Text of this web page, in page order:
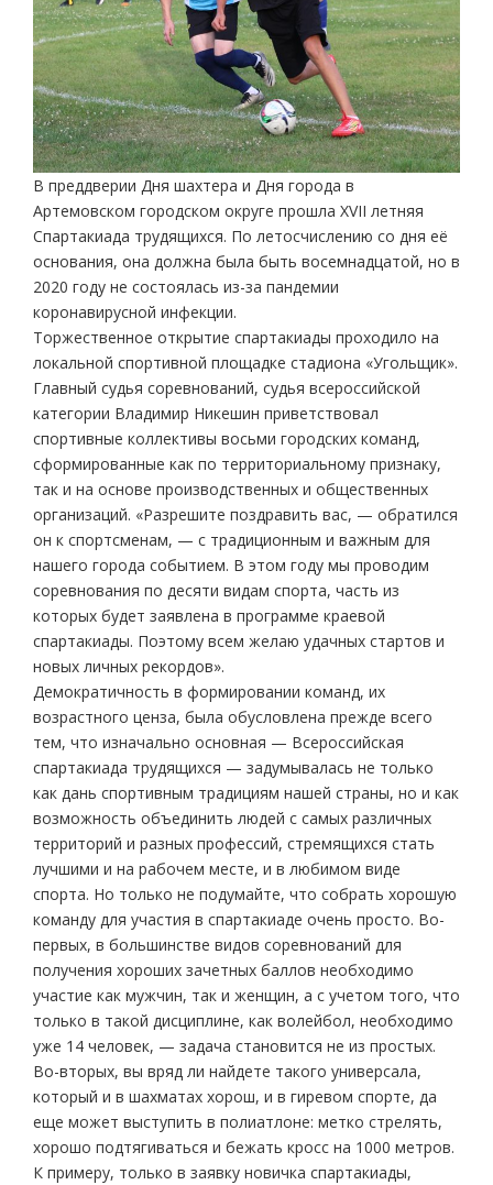
В преддверии Дня шахтера и Дня города в
Артемовском городском округе прошла XVII летняя
Спартакиада трудящихся. По летосчислению со дня её
основания, она должна была быть восемнадцатой, но в
2020 году не состоялась из-за пандемии
коронавирусной инфекции.
Торжественное открытие спартакиады проходило на
локальной спортивной площадке стадиона «Угольщик».
Главный судья соревнований, судья всероссийской
категории Владимир Никешин приветствовал
спортивные коллективы восьми городских команд,
сформированные как по территориальному признаку,
так и на основе производственных и общественных
организаций. «Разрешите поздравить вас, — обратился
он к спортсменам, — с традиционным и важным для
нашего города событием. В этом году мы проводим
соревнования по десяти видам спорта, часть из
которых будет заявлена в программе краевой
спартакиады. Поэтому всем желаю удачных стартов и
новых личных рекордов».
Демократичность в формировании команд, их
возрастного ценза, была обусловлена прежде всего
тем, что изначально основная — Всероссийская
спартакиада трудящихся — задумывалась не только
как дань спортивным традициям нашей страны, но и как
возможность объединить людей с самых различных
территорий и разных профессий, стремящихся стать
лучшими и на рабочем месте, и в любимом виде
спорта. Но только не подумайте, что собрать хорошую
команду для участия в спартакиаде очень просто. Во-
первых, в большинстве видов соревнований для
получения хороших зачетных баллов необходимо
участие как мужчин, так и женщин, а с учетом того, что
только в такой дисциплине, как волейбол, необходимо
уже 14 человек, — задача становится не из простых.
Во-вторых, вы вряд ли найдете такого универсала,
который и в шахматах хорош, и в гиревом спорте, да
еще может выступить в полиатлоне: метко стрелять,
хорошо подтягиваться и бежать кросс на 1000 метров.
К примеру, только в заявку новичка спартакиады,